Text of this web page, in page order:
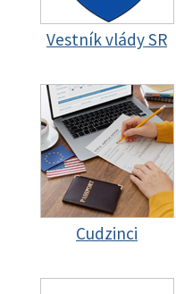
Vestník vlády SR
Cudzinci